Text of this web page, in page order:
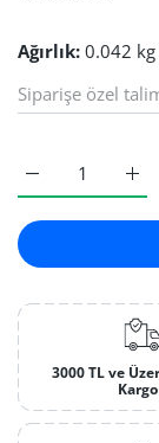
Ağırlık: 0.042 kg
Siyah Telmat
3000 TL ve
Kargo